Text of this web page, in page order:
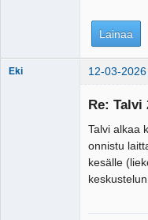
Lainaa
Eki 12-03-
Re: Talvi
Talvi alkaa
onnistu
kesälle